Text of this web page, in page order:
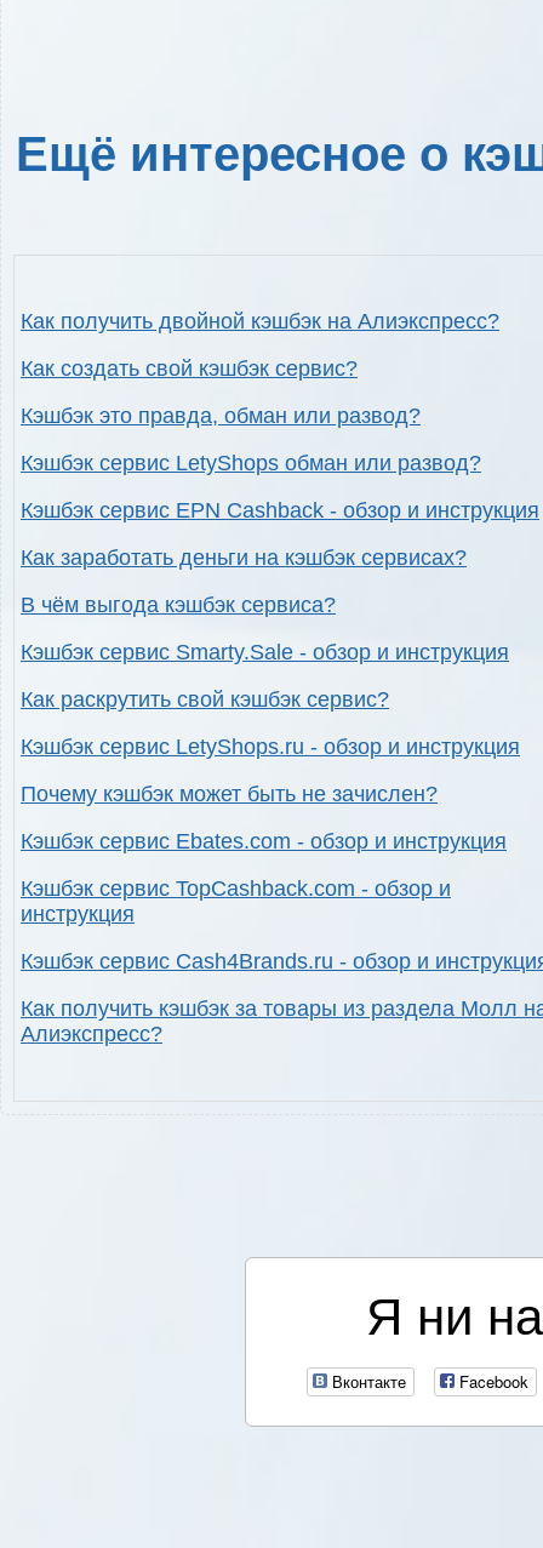
Ещё интересное о
Как получить двойной кэшбэк на Алиэкспресс?
Как создать свой кэшбэк сервис?
Кэшбэк это правда, обман или развод?
Кэшбэк сервис LetyShops обман или развод?
Кэшбэк сервис EPN Cashback - обзор и инструкция
Как заработать деньги на кэшбэк сервисах?
В чём выгода кэшбэк сервиса?
Кэшбэк сервис Smarty.Sale - обзор и инструкция
Как раскрутить свой кэшбэк сервис?
Кэшбэк сервис LetyShops.ru - обзор и инструкция
Почему кэшбэк может быть не зачислен?
Кэшбэк сервис Ebates.com - обзор и инструкция
Кэшбэк сервис TopCashback.com - обзор и
инструкция
Кэшбэк сервис Cash4Brands.ru - обзор и
Как получить кэшбэк за товары из раздела Молл
Алиэкспресс?
Я ни
Вконтакте Facebook